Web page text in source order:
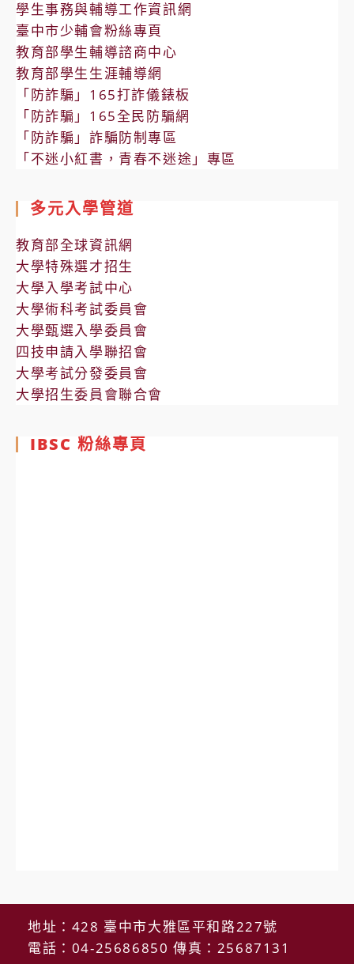
學生事務與輔導工作資訊網
臺中市少輔會粉絲專頁
教育部學生輔導諮商中心
教育部學生生涯輔導網
「防詐騙」165打詐儀錶板
「防詐騙」165全民防騙網
「防詐騙」詐騙防制專區
「不迷小紅書，青春不迷途」專區
多元入學管道
教育部全球資訊網
大學特殊選才招生
大學入學考試中心
大學術科考試委員會
大學甄選入學委員會
四技申請入學聯招會
大學考試分發委員會
大學招生委員會聯合會
IBSC 粉絲專頁
地址：428 臺中市大雅區平和路227號
電話：04-25686850 傳真：25687131